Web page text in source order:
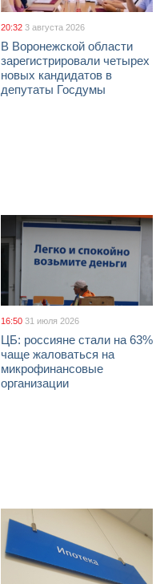
20:32 3 августа 2026
В Воронежской области
зарегистрировали четырех
новых кандидатов в
депутаты Госдумы
16:50 31 июля 2026
ЦБ: россияне стали на 63%
чаще жаловаться на
микрофинансовые
организации